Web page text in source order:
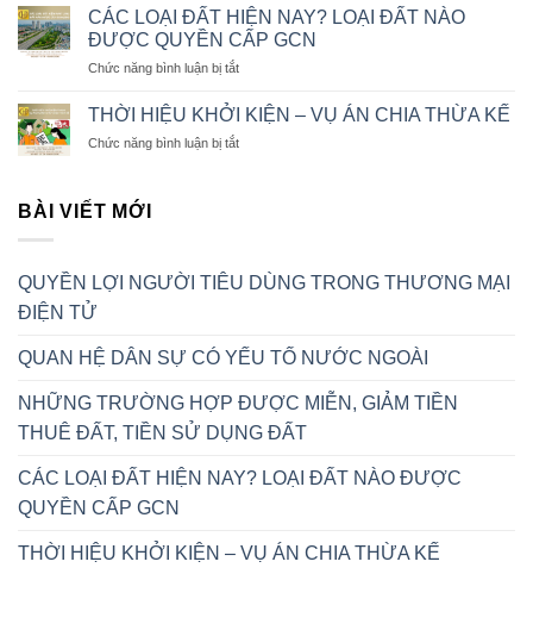
TỐ
NƯỚC
NGOÀI
TRƯỜNG
HỢP
ĐƯỢC
MIỄN,
TIỀN
ĐẤT,
CÁC LOẠI ĐẤT HIỆN NAY? LOẠI ĐẤT NÀO
ĐƯỢC QUYỀN CẤP GCN
Chức năng bình luận bị tắtở
LOẠI
HIỆN
QUYỀN
CẤP
THỜI HIỆU KHỞI KIỆN – VỤ ÁN CHIA THỪA KẾ
Chức năng bình luận bị tắtở
ÁN
KẾ
BÀI VIẾT MỚI
QUYỀN LỢI NGƯỜI TIÊU DÙNG TRONG THƯƠNG MẠI
ĐIỆN TỬ
QUAN HỆ DÂN SỰ CÓ YẾU TỐ NƯỚC NGOÀI
NHỮNG TRƯỜNG HỢP ĐƯỢC MIỄN, GIẢM TIỀN
THUÊ ĐẤT, TIỀN SỬ DỤNG ĐẤT
CÁC LOẠI ĐẤT HIỆN NAY? LOẠI ĐẤT NÀO ĐƯỢC
QUYỀN CẤP GCN
THỜI HIỆU KHỞI KIỆN – VỤ ÁN CHIA THỪA KẾ